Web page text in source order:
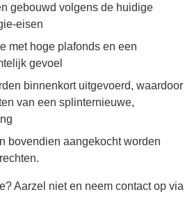
gebouwd volgens de huidige
eisen
met hoge plafonds en een
gevoel
binnenkort uitgevoerd, waardoor
van een splinternieuwe,
bovendien aangekocht worden
Aarzel niet en neem contact op via